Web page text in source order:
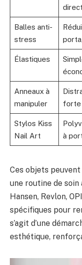
Balles anti-
stress
Élastiques
Anneaux à
manipuler
forte
Stylos Kiss
Nail Art
à
Ces objets
une routine de soin
Hansen, Revlon,
spécifiques pour
s’agit d’une
esthétique,